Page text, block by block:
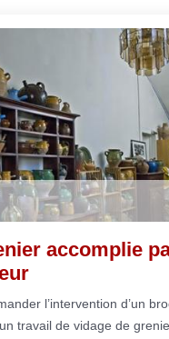
accomplie
l’intervention d’un
travail de vidage de